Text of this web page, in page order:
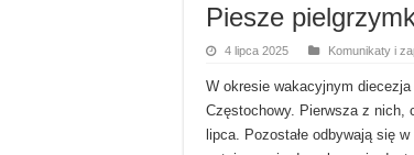
Piesze
4 lipca 2025 Komunikaty i
W okresie wakacyjnym
Częstochowy. Pierwsza z nich,
lipca. Pozostałe odbywają się